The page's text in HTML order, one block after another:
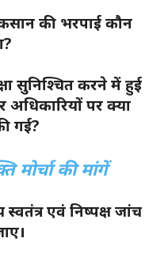
की भरपाई कौन
सुनिश्चित करने में हुई
अधिकारियों पर क्या
गई?
मोर्चा की मांगें
एवं निष्पक्ष जांच